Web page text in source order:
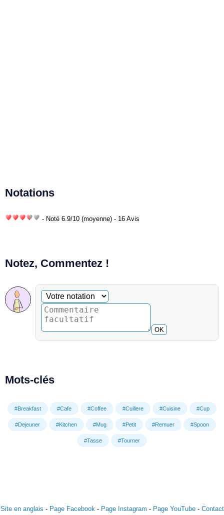
Notations
- Noté 6.9/10 (moyenne) - 16 Avis
Notez, Commentez !
Commentaire facultatif
Votre notation
OK
Mots-clés
#Breakfast #Cafe #Coffee #Cuillere #Cuisine #Cup
#Dejeuner #Kitchen #Mug #Petit #Remuer #Spoon
#Tasse #Tourner
Site en anglais - Page Facebook - Page Instagram - Page YouTube- Contact